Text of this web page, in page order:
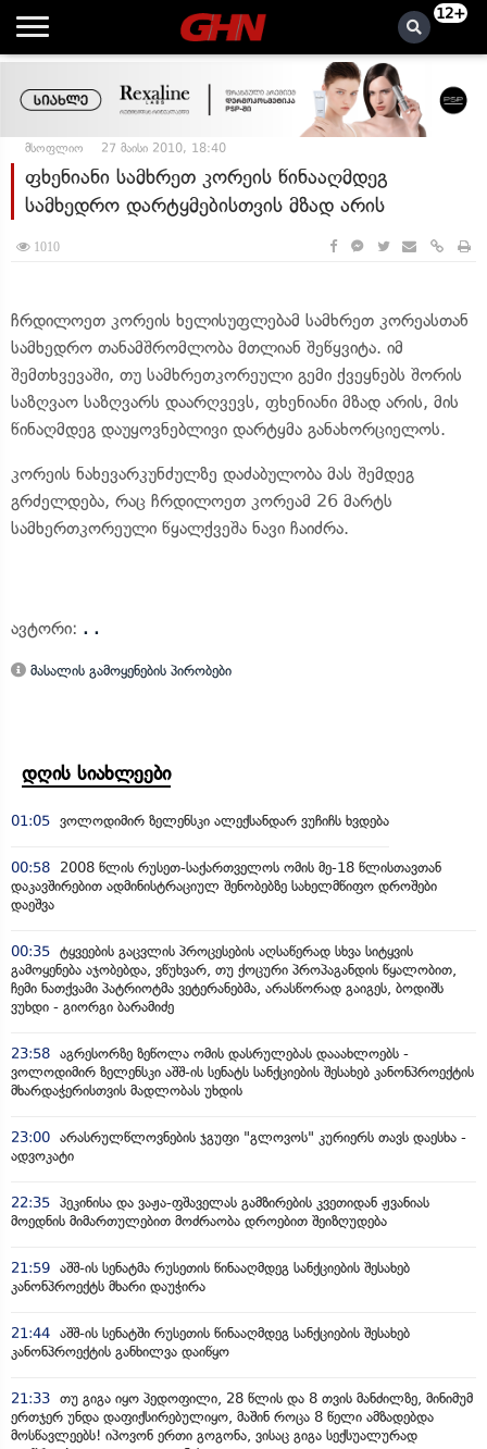
12+
მსოფლიო 27 მაისი 2010, 18:40
ფხენიანი სამხრეთ კორეის წინააღმდეგ
სამხედრო დარტყმებისთვის მზად არის
1010
ჩრდილოეთ კორეის ხელისუფლებამ სამხრეთ კორეასთან
სამხედრო თანამშრომლობა მთლიან შეწყვიტა. იმ
შემთხვევაში, თუ სამხრეთკორეული გემი ქვეყნებს შორის
საზღვაო საზღვარს დაარღვევს, ფხენიანი მზად არის, მის
წინაღმდეგ დაუყოვნებლივი დარტყმა განახორციელოს.
კორეის ნახევარკუნძულზე დაძაბულობა მას შემდეგ
გრძელდება, რაც ჩრდილოეთ კორეამ 26 მარტს
სამხერთკორეული წყალქვეშა ნავი ჩაიძრა.
ავტორი: . .
მასალის გამოყენების პირობები
დღის სიახლეები
01:05 ვოლოდიმირ ზელენსკი ალექსანდარ ვუჩიჩს ხვდება
00:58
2008 წლის რუსეთ-საქართველოს ომის მე-18 წლისთავთან
დაკავშირებით ადმინისტრაციულ შენობებზე სახელმწიფო დროშები
დაეშვა
00:35 ტყვეების გაცვლის პროცესების აღსაწერად სხვა სიტყვის
გამოყენება აჯობებდა, ვწუხვარ, თუ ქოცური პროპაგანდის წყალობით,
ჩემი ნათქვამი პატრიოტმა ვეტერანებმა, არასწორად გაიგეს, ბოდიშს
ვუხდი - გიორგი ბარამიძე
23:58 აგრესორზე ზეწოლა ომის დასრულებას დააახლოებს -
ვოლოდიმირ ზელენსკი აშშ-ის სენატს სანქციების შესახებ კანონპროექტის
მხარდაჭერისთვის მადლობას უხდის
23:00 არასრულწლოვნების ჯგუფი "გლოვოს" კურიერს თავს დაესხა -
ადვოკატი
22:35 პეკინისა და ვაჟა-ფშაველას გამზირების კვეთიდან ჟვანიას
მოედნის მიმართულებით მოძრაობა დროებით შეიზღუდება
21:59 აშშ-ის სენატმა რუსეთის წინააღმდეგ სანქციების შესახებ
კანონპროექტს მხარი დაუჭირა
21:44 აშშ-ის სენატში რუსეთის წინააღმდეგ სანქციების შესახებ
კანონპროექტის განხილვა დაიწყო
21:33 თუ გიგა იყო პედოფილი, 28 წლის და 8 თვის მანძილზე, მინიმუმ
ერთჯერ უნდა დაფიქსირებულიყო, მაშინ როცა 8 წელი ამზადებდა
მოსწავლეებს! იპოვონ ერთი გოგონა, ვისაც გიგა სექსუალურად